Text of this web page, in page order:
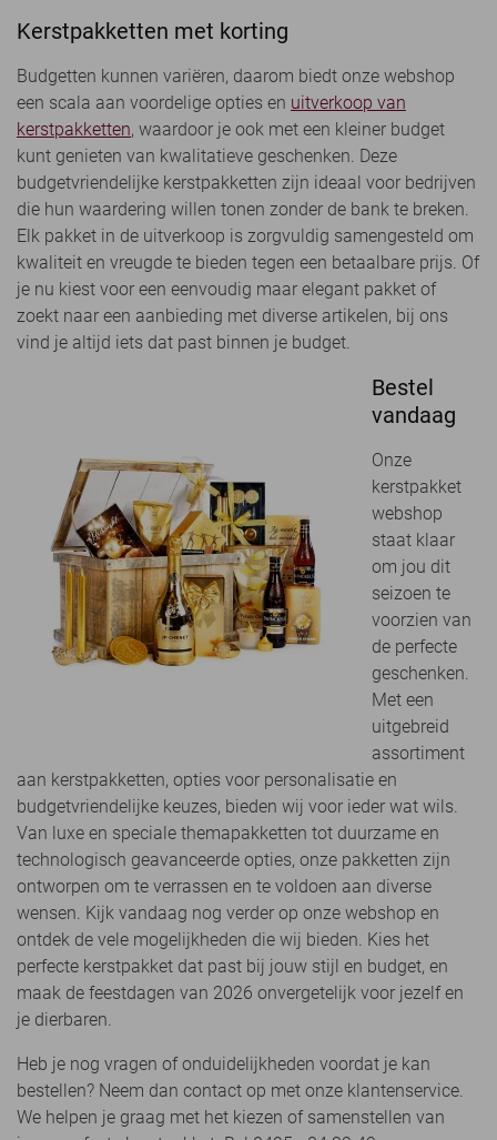
Kerstpakketten met korting
Budgetten kunnen variëren, daarom biedt onze webshop
een scala aan voordelige opties en uitverkoop van
kerstpakketten, waardoor je ook met een kleiner budget
kunt genieten van kwalitatieve geschenken. Deze
budgetvriendelijke kerstpakketten zijn ideaal voor bedrijven
die hun waardering willen tonen zonder de bank te breken.
Elk pakket in de uitverkoop is zorgvuldig samengesteld om
kwaliteit en vreugde te bieden tegen een betaalbare prijs. Of
je nu kiest voor een eenvoudig maar elegant pakket of
zoekt naar een aanbieding met diverse artikelen, bij ons
vind je altijd iets dat past binnen je budget.
Bestel
vandaag
Onze
kerstpakket
webshop
staat klaar
om jou dit
seizoen te
voorzien van
de perfecte
geschenken.
Met een
uitgebreid
assortiment
aan kerstpakketten, opties voor personalisatie en
budgetvriendelijke keuzes, bieden wij voor ieder wat wils.
Van luxe en speciale themapakketten tot duurzame en
technologisch geavanceerde opties, onze pakketten zijn
ontworpen om te verrassen en te voldoen aan diverse
wensen. Kijk vandaag nog verder op onze webshop en
ontdek de vele mogelijkheden die wij bieden. Kies het
perfecte kerstpakket dat past bij jouw stijl en budget, en
maak de feestdagen van 2026 onvergetelijk voor jezelf en
je dierbaren.
Heb je nog vragen of onduidelijkheden voordat je kan
bestellen? Neem dan contact op met onze klantenservice.
We helpen je graag met het kiezen of samenstellen van